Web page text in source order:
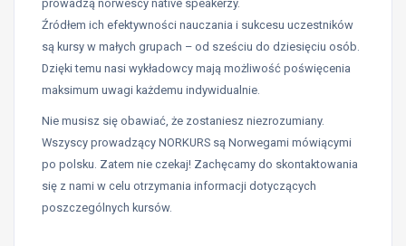
prowadzą norwescy native speakerzy.
Źródłem ich efektywności nauczania i sukcesu uczestników
są kursy w małych grupach – od sześciu do dziesięciu osób.
Dzięki temu nasi wykładowcy mają możliwość poświęcenia
maksimum uwagi każdemu indywidualnie.
Nie musisz się obawiać, że zostaniesz niezrozumiany.
Wszyscy prowadzący NORKURS są Norwegami mówiącymi
po polsku. Zatem nie czekaj! Zachęcamy do skontaktowania
się z nami w celu otrzymania informacji dotyczących
poszczególnych kursów.